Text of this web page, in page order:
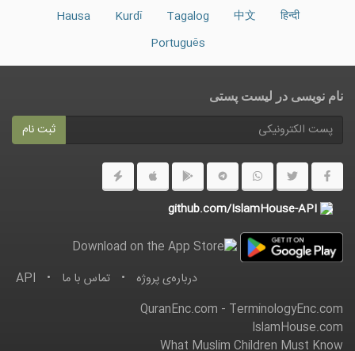
हिन्दी
中文
Tagalog
Kurdî
Hausa
Português
نام نویسی در ليست پستى
ثبت نام
github.com/IslamHouse-API
درباره‌ى پروژه • تماس با ما •
API
QuranEnc.com - TerminologyEnc.com
IslamHouse.com
What Muslim Children Must Know